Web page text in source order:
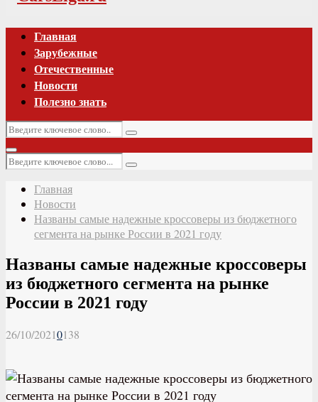
Главная
Зарубежные
Отечественные
Новости
Полезно знать
Искать:
Поиск
Основное
меню
Искать:
Поиск
Главная
Новости
Названы самые надежные кроссоверы из бюджетного
сегмента на рынке России в 2021 году
Названы самые надежные кроссоверы
из бюджетного сегмента на рынке
России в 2021 году
26/10/20210138